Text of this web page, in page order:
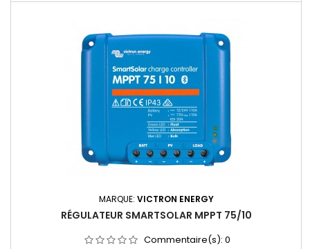
MARQUE: VICTRON ENERGY
RÉGULATEUR SMARTSOLAR MPPT 75/10
Commentaire(s): 0